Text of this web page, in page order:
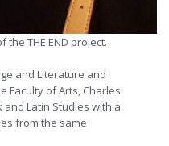
THE END project.
and Literature and
Faculty of Arts, Charles
and Latin Studies with a
from the same